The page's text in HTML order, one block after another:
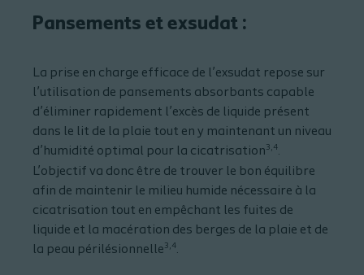
Pansements et exsudat :
La prise en charge efficace de l’exsudat repose sur
l’utilisation de pansements absorbants capable
d’éliminer rapidement l’excès de liquide présent
dans le lit de la plaie tout en y maintenant un niveau
d’humidité optimal pour la cicatrisation3,4.
L’objectif va donc être de trouver le bon équilibre
afin de maintenir le milieu humide nécessaire à la
cicatrisation tout en empêchant les fuites de
liquide et la macération des berges de la plaie et de
la peau périlésionnelle3,4.